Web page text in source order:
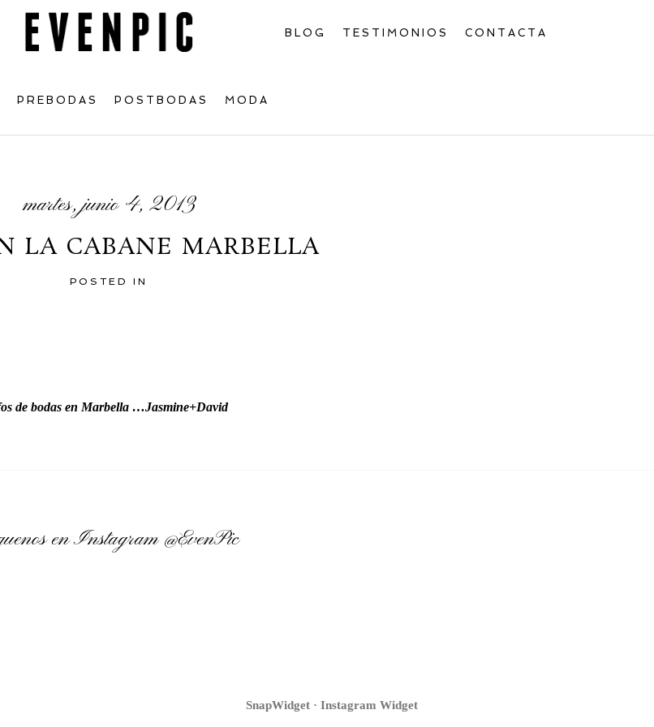
BLOG TESTIMONIOS CONTACTA
PREBODAS POSTBODAS MODA
martes, junio 4, 2013
LA CABANE MARBELLA
POSTED IN
de bodas en Marbella …Jasmine+David
en Instagram@EvenPic
SnapWidget · Instagram Widget